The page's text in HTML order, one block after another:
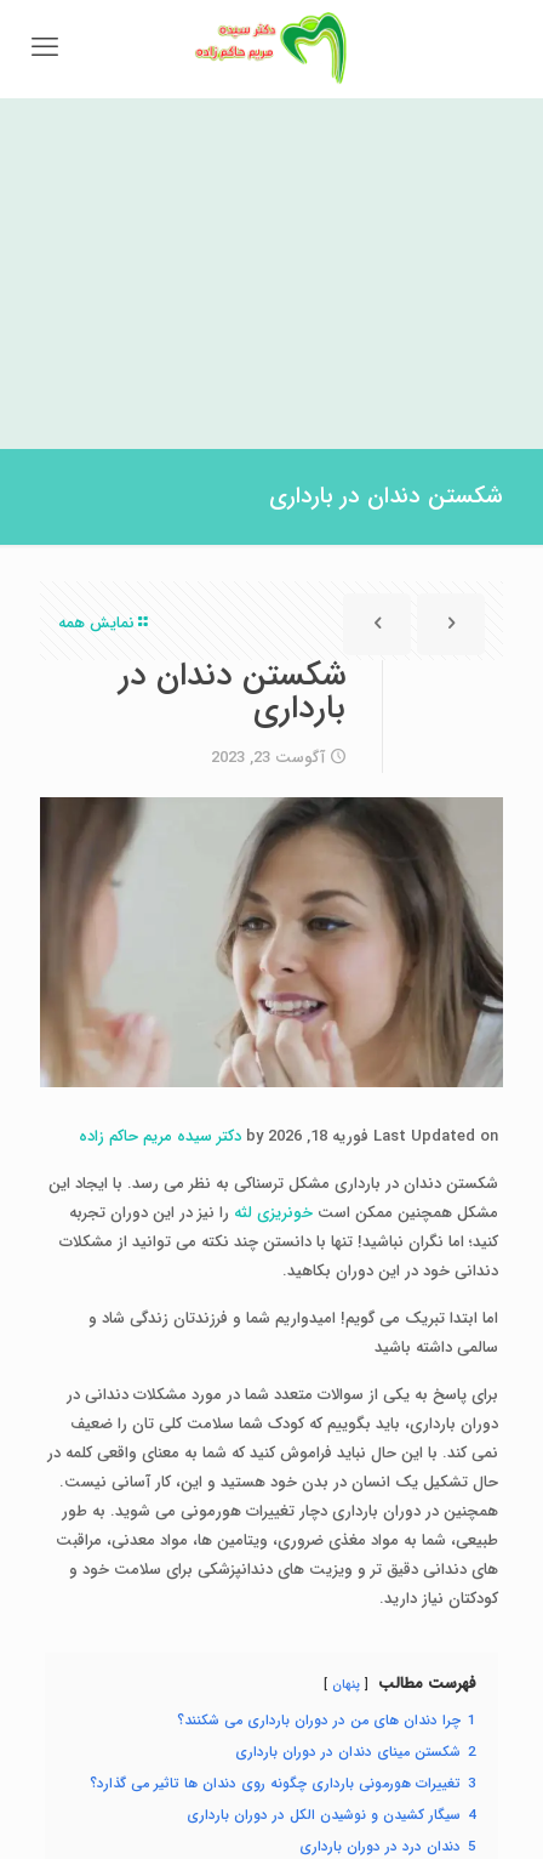
شکستن دندان در بارداری
نمایش همه
شکستن دندان در
بارداری
آگوست 23, 2023
Last Updated on فوریه 18, 2026 by
دکتر سیده مریم حاکم زاده
شکستن دندان در بارداری مشکل ترسناکی به نظر می رسد. با ایجاد این
مشکل همچنین ممکن است خونریزی لثه را نیز در این دوران تجربه
کنید؛ اما نگران نباشید! تنها با دانستن چند نکته می توانید از مشکلات
دندانی خود در این دوران بکاهید.
اما ابتدا تبریک می گویم! امیدواریم شما و فرزندتان زندگی شاد و
سالمی داشته باشید
برای پاسخ به یکی از سوالات متعدد شما در مورد مشکلات دندانی در
دوران بارداری، باید بگوییم که کودک شما سلامت کلی تان را ضعیف
نمی کند. با این حال نباید فراموش کنید که شما به معنای واقعی کلمه در
حال تشکیل یک انسان در بدن خود هستید و این، کار آسانی نیست.
همچنین در دوران بارداری دچار تغییرات هورمونی می شوید. به طور
طبیعی، شما به مواد مغذی ضروری، ویتامین ها، مواد معدنی، مراقبت
های دندانی دقیق تر و ویزیت های دندانپزشکی برای سلامت خود و
کودکتان نیاز دارید.
فهرست مطالب پنهان
1 چرا دندان های من در دوران بارداری می شکنند؟
2 شکستن مینای دندان در دوران بارداری
3 تغییرات هورمونی بارداری چگونه روی دندان ها تاثیر می گذارد؟
4 سیگار کشیدن و نوشیدن الکل در دوران بارداری
5 دندان درد در دوران بارداری